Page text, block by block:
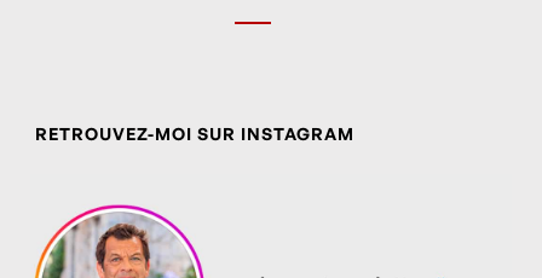
RETROUVEZ-MOI SUR INSTAGRAM